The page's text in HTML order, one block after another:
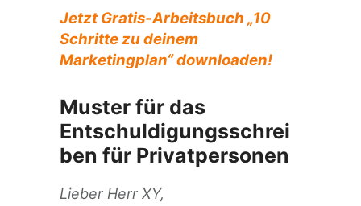
Jetzt Gratis-Arbeitsbuch „10
Schritte zu deinem
Marketingplan“ downloaden!
Muster für das
Entschuldigungsschrei
ben für Privatpersonen
Lieber Herr XY,